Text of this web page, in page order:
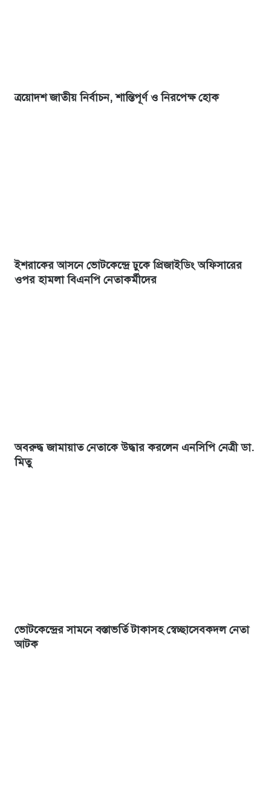
ত্রয়োদশ জাতীয় নির্বাচন, শান্তিপূর্ণ ও নিরপেক্ষ হোক
ইশরাকের আসনে ভোটকেন্দ্রে ঢুকে প্রিজাইডিং অফিসারের
ওপর হামলা বিএনপি নেতাকর্মীদের
অবরুদ্ধ জামায়াত নেতাকে উদ্ধার করলেন এনসিপি নেত্রী ডা.
মিতু
ভোটকেন্দ্রের সামনে বস্তাভর্তি টাকাসহ স্বেচ্ছাসেবকদল নেতা
আটক